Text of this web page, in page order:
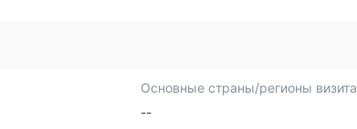
Основные страны/регионы визита
--